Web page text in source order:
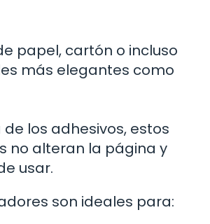
papel, cartón o incluso
más elegantes como
los adhesivos, estos
no alteran la página y
usar.
son ideales para: